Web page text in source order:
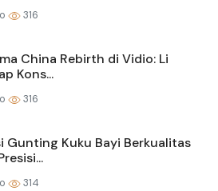
316
China Rebirth di Vidio: Li
Kons...
316
Gunting Kuku Bayi Berkualitas
314